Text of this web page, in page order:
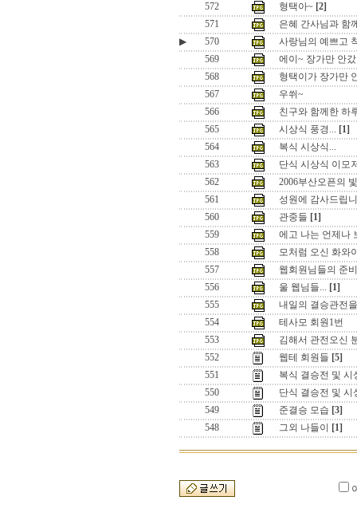
572 형택아~ [2]
571
은혜 간사님과 함
▶
570
사랑님의 예쁘고
569
에이~ 장가만 안
568
형택이가 장가만
567
우쒸~
566
친구와 함께한 하
565
시상식 풍경... [1]
564
복식 시상식...
563
단식 시상식 이모
562
2006부산오픈의
561
성원에 감사드립
560
관중들 [1]
559
에고 나는 언제나
558
모처럼 오신 화와
557
웹회원님들의 준
556
울 웹님들... [1]
555
내일의 결승관전
554
테사모 회원1번
553
김해서 관전오신
552
웹테 회원들 [5]
551
복식 결승전 및 시
550
단식 결승전 및 시
549
준결승 모습 [3]
548
그외 나들이 [1]